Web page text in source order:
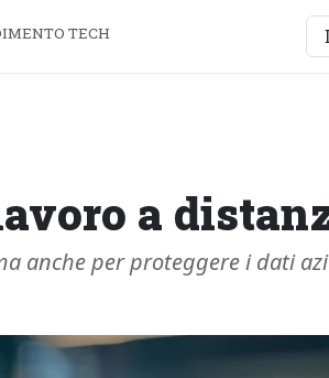
TECH
a
anche per proteggere i dati